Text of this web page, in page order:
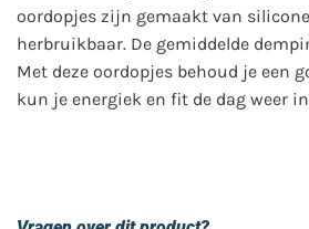
oordopjes zijn gemaakt van
herbruikbaar. De gemiddelde
Met deze oordopjes behoud je een
kun je energiek en fit de dag weer